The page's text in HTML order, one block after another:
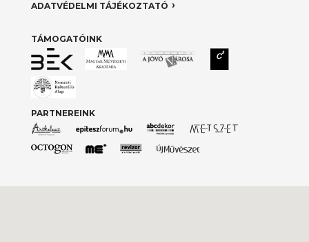
ADATVÉDELMI TÁJÉKOZTATÓ
TÁMOGATÓINK
PARTNEREINK